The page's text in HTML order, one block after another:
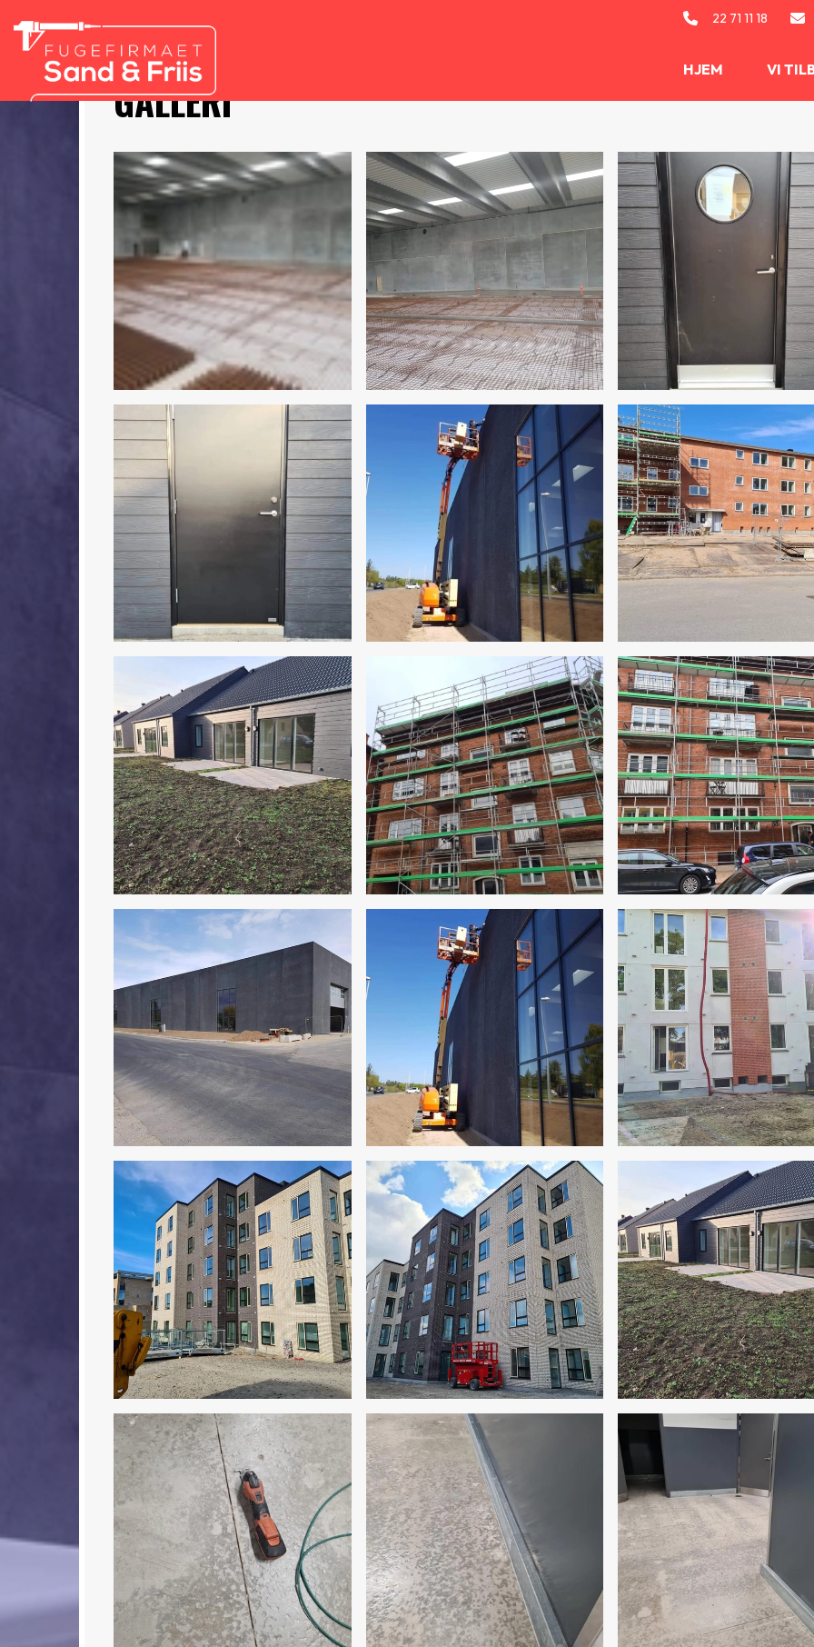
hovedindhold
22 71 11 18
HJEM VI
GALLERI